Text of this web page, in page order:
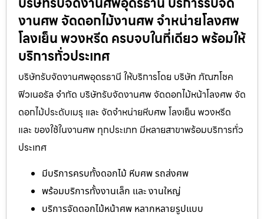
งานศพ จัดดอกไม้งานศพ จำหน่ายโลงศพ
โลงเย็น พวงหรีด ครบจบในที่เดียว พร้อมให้
บริการทั่วประเทศ
บริษัทรับจัดงานศพอุดรธานี ให้บริการโดย บริษัท ภัณฑโชค
ฟิวเนอรัล จำกัด บริษัทรับจัดงานศพ จัดดอกไม้หน้าโลงศพ จัด
ดอกไม้ประดับเมรุ และ จัดจำหน่ายหีบศพ โลงเย็น พวงหรีด
และ ของใช้ในงานศพ ทุกประเภท มีหลายสาขาพร้อมบริการทั่ว
ประเทศ
มีบริการครบทั้งดอกไม้ หีบศพ รถส่งศพ
พร้อมบริการทั้งงานเล็ก และ งานใหญ่
บริการจัดดอกไม้หน้าศพ หลากหลายรูปแบบ